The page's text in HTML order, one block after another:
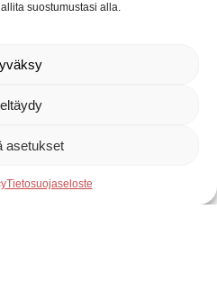
suostumustasi alla.
asetukset
Tietosuojaseloste